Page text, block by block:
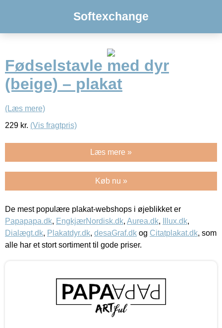
Softexchange
Fødselstavle med dyr
(beige) – plakat
(Læs mere)
229 kr. (Vis fragtpris)
Læs mere »
Køb nu »
De mest populære plakat-webshops i øjeblikket er
Papapapa.dk, EngkjærNordisk.dk, Aurea.dk, Illux.dk,
Dialægt.dk, Plakatdyr.dk, desaGraf.dk og Citatplakat.dk, som
alle har et stort sortiment til gode priser.